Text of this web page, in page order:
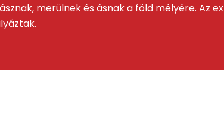
merülnek és ásnak a föld mélyére. Az